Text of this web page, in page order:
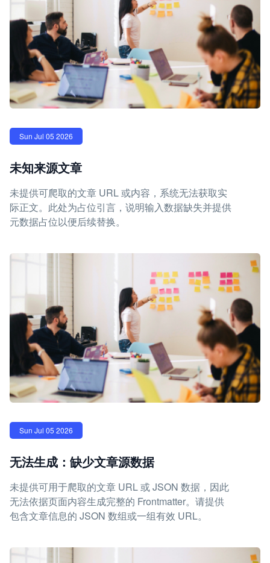
Sun Jul 05 2026
未知来源文章
未提供可爬取的文章 URL 或内容，系统无法获取实
际正文。此处为占位引言，说明输入数据缺失并提供
元数据占位以便后续替换。
Sun Jul 05 2026
无法生成：缺少文章源数据
未提供可用于爬取的文章 URL 或 JSON 数据，因此
无法依据页面内容生成完整的 Frontmatter。请提供
包含文章信息的 JSON 数组或一组有效 URL。